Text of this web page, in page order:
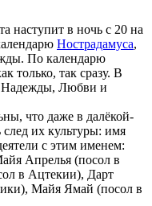
наступит в ночь с 20 на
Нострадамуса,
По календарю
только, так сразу. В
Надежды, Любви и
что даже в далёкой-
след их культуры: имя
с этим именем:
Апрелья (посол в
в Ацтекии), Дарт
Майя Ямай (посол в